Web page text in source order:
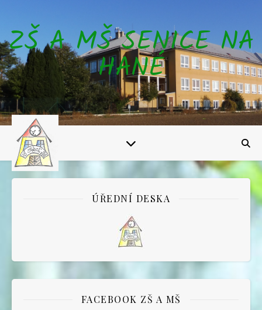
ZŠ A MŠ SENICE NA
HANÉ
ÚŘEDNÍ DESKA
FACEBOOK ZŠ A MŠ